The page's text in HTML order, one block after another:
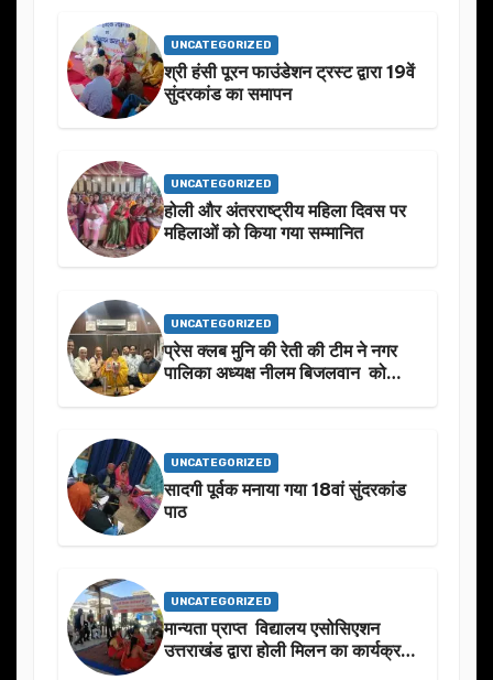
UNCATEGORIZED
श्री हंसी पूरन फाउंडेशन ट्रस्ट द्वारा 19वें
सुंदरकांड का समापन
UNCATEGORIZED
होली और अंतरराष्ट्रीय महिला दिवस पर
महिलाओं को किया गया सम्मानित
UNCATEGORIZED
प्रेस क्लब मुनि की रेती की टीम ने नगर
पालिका अध्यक्ष नीलम बिजलवान को
UNCATEGORIZED
सादगी पूर्वक मनाया गया 18वां सुंदरकांड
पाठ
UNCATEGORIZED
मान्यता प्राप्त विद्यालय एसोसिएशन
उत्तराखंड द्वारा होली मिलन का कार्यक्रम